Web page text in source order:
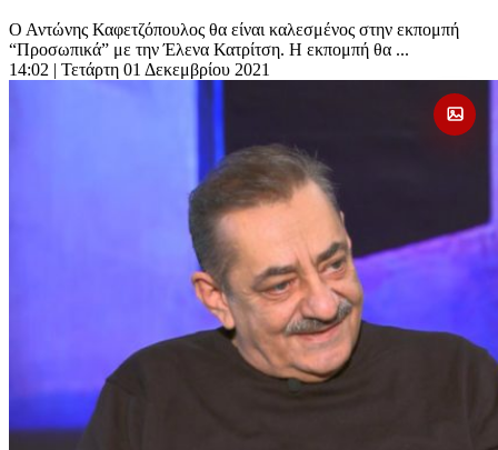
Ο Αντώνης Καφετζόπουλος θα είναι καλεσμένος στην εκπομπή
“Προσωπικά” με την Έλενα Κατρίτση. Η εκπομπή θα ...
14:02 | Τετάρτη 01 Δεκεμβρίου 2021